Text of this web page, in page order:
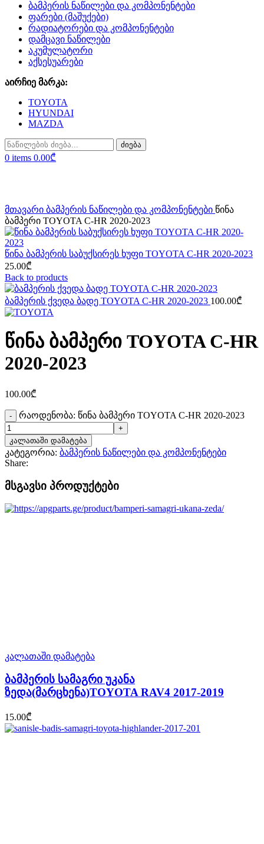
ბამპერის ნაწილები და კომპონენტები
ფარები (მაშუქები)
რადიატორები და კომპონენტები
დამცავი ნაწილები
აკუმულატორი
აქსესუარები
აირჩიე მარკა:
TOYOTA
HYUNDAI
MAZDA
ძიება
0 items 0.00₾
მთავარი ბამპერის ნაწილები და კომპონენტები წინა
ბამპერი TOYOTA C-HR 2020-2023
წინა ბამპერის საბუქსირეს ხუფი TOYOTA C-HR 2020-2023
25.00₾
Back to products
ბამპერის ქვედა ბადე TOYOTA C-HR 2020-2023 100.00₾
წინა ბამპერი TOYOTA C-HR
2020-2023
100.00₾
რაოდენობა: წინა ბამპერი TOYOTA C-HR 2020-2023
კალათაში დამატება
კატეგორია: ბამპერის ნაწილები და კომპონენტები
Share:
მსგავსი პროდუქტები
კალათაში დამატება
ბამპერის სამაგრი უკანა
ზედა(მარცხენა)TOYOTA RAV4 2017-2019
15.00₾